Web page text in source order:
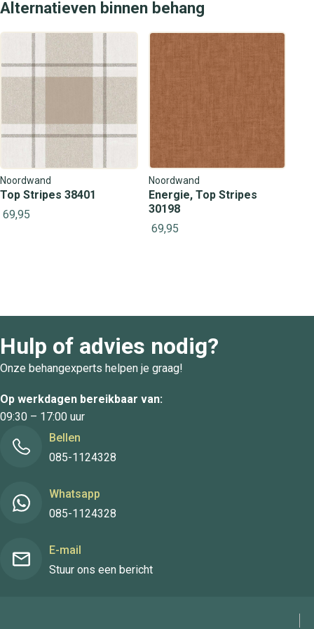
Alternatieven binnen behang
Noordwand
Top Stripes 38401
69,95
Noordwand
Energie, Top Stripes
30198
69,95
Hulp of advies nodig?
Onze behangexperts helpen je graag!
Op werkdagen bereikbaar van:
09:30 – 17:00 uur
Bellen
085-1124328
Whatsapp
085-1124328
E-mail
Stuur ons een bericht